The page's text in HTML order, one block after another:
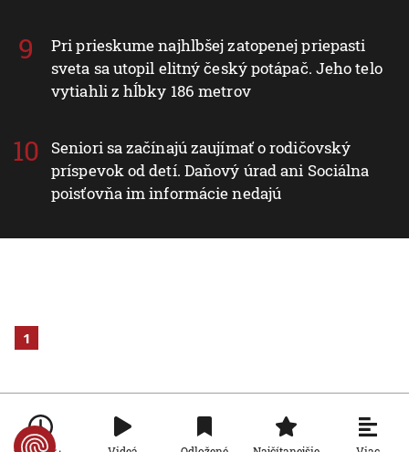
Pri prieskume najhlbšej zatopenej priepasti
sveta sa utopil elitný český potápač. Jeho telo
vytiahli z hĺbky 186 metrov
Seniori sa začínajú zaujímať o rodičovský
príspevok od detí. Daňový úrad ani Sociálna
poisťovňa im informácie nedajú
1